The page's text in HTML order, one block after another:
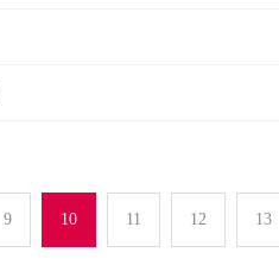
9 10 11 12 13